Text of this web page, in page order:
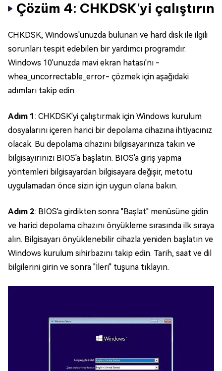
Çözüm 4: CHKDSK'yi çalıştırın
CHKDSK, Windows'unuzda bulunan ve hard disk ile ilgili
sorunları tespit edebilen bir yardımcı programdır.
Windows 10'unuzda mavi ekran hatası'nı -
whea_uncorrectable_error- çözmek için aşağıdaki
adımları takip edin.
Adım 1: CHKDSK'yi çalıştırmak için Windows kurulum
dosyalarını içeren harici bir depolama cihazına ihtiyacınız
olacak. Bu depolama cihazını bilgisayarınıza takın ve
bilgisayırınızı BIOS'a başlatın. BIOS'a giriş yapma
yöntemleri bilgisayardan bilgisayara değişir, metotu
uygulamadan önce sizin için uygun olana bakın.
Adım 2: BIOS'a girdikten sonra "Başlat" menüsüne gidin
ve harici depolama cihazını önyükleme sırasında ilk sıraya
alın. Bilgisayarı önyüklenebilir cihazla yeniden başlatın ve
Windows kurulum sihirbazını takip edin. Tarih, saat ve dil
bilgilerini girin ve sonra "İleri" tuşuna tıklayın.